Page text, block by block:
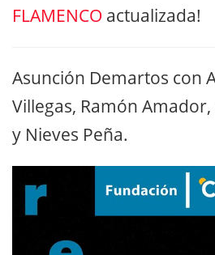
FLAMENCO actualizada!
Asunción Demartos con
Villegas, Ramón
y Nieves Peña.